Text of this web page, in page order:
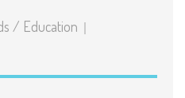
/ Education